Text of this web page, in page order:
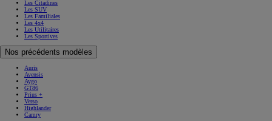
Les Citadines
Les SUV
Les Familiales
Les 4x4
Les Utilitaires
Les Sportives
Nos précédents modèles
Auris
Avensis
Aygo
GT86
Prius +
Verso
Highlander
Camry